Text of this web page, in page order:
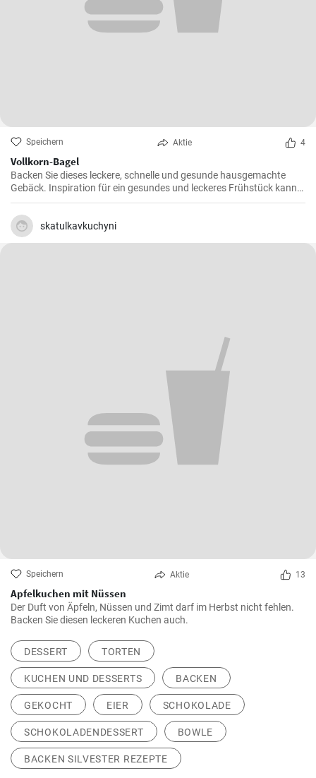
Speichern Aktie 4
Vollkorn-Bagel
Backen Sie dieses leckere, schnelle und gesunde hausgemachte
Gebäck. Inspiration für ein gesundes und leckeres Frühstück kann
man nie genug haben.
skatulkavkuchyni
Speichern Aktie 13
Apfelkuchen mit Nüssen
Der Duft von Äpfeln, Nüssen und Zimt darf im Herbst nicht fehlen.
Backen Sie diesen leckeren Kuchen auch.
DESSERT TORTEN
KUCHEN UND DESSERTS BACKEN
GEKOCHT EIER SCHOKOLADE
SCHOKOLADENDESSERT BOWLE
BACKEN SILVESTER REZEPTE